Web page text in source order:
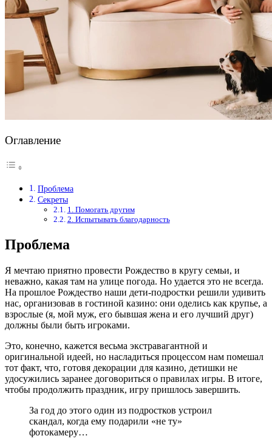
Оглавление
Проблема
Секреты
1. Помогать другим
2. Испытывать благодарность
Проблема
Я мечтаю приятно провести Рождество в кругу семьи, и
неважно, какая там на улице погода. Но удается это не всегда.
На прошлое Рождество наши дети-подростки решили удивить
нас, организовав в гостиной казино: они оделись как крупье, а
взрослые (я, мой муж, его бывшая жена и его лучший друг)
должны были быть игроками.
Это, конечно, кажется весьма экстравагантной и
оригинальной идеей, но насладиться процессом нам помешал
тот факт, что, готовя декорации для казино, детишки не
удосужились заранее договориться о правилах игры. В итоге,
чтобы продолжить праздник, игру пришлось завершить.
За год до этого один из подростков устроил
скандал, когда ему подарили «не ту»
фотокамеру…